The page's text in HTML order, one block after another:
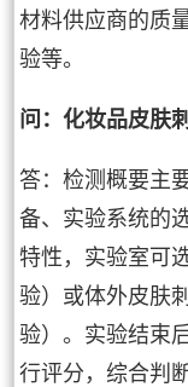
材料供应商的质
验等。
问：化妆品皮肤
答：检测概要主
备、实验系统的
特性，实验室可
验）或体外皮肤
验）。实验结束
行评分，综合判